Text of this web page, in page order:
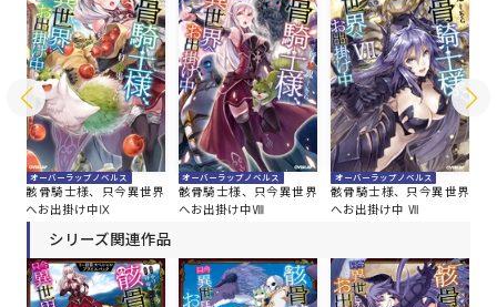
オーバーラップノベルス
骸骨騎士様、只今異世界
へお出掛け中Ⅸ
オーバーラップノベルス
骸骨騎士様、只今異世界
へお出掛け中Ⅷ
オーバーラップノベルス
骸骨騎士様、只今異世界
へお出掛け中 Ⅶ
シリーズ関連作品